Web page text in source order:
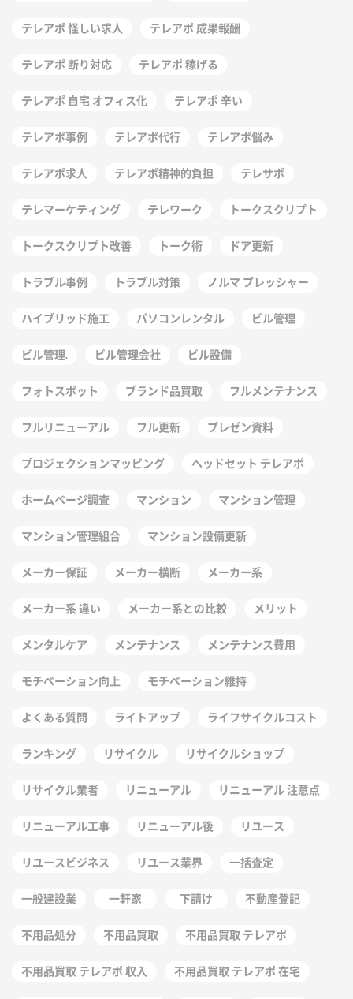
テレアポ 怪しい求人 テレアポ 成果報酬
テレアポ 断り対応 テレアポ 稼げる
テレアポ 自宅 オフィス化 テレアポ 辛い
テレアポ事例 テレアポ代行 テレアポ悩み
テレアポ求人 テレアポ精神的負担 テレサポ
テレマーケティング テレワーク トークスクリプト
トークスクリプト改善 トーク術 ドア更新
トラブル事例 トラブル対策 ノルマ プレッシャー
ハイブリッド施工 パソコンレンタル ビル管理
ビル管理. ビル管理会社 ビル設備
フォトスポット ブランド品買取 フルメンテナンス
フルリニューアル フル更新 プレゼン資料
プロジェクションマッピング ヘッドセット テレアポ
ホームページ調査 マンション マンション管理
マンション管理組合 マンション設備更新
メーカー保証 メーカー横断 メーカー系
メーカー系 違い メーカー系との比較 メリット
メンタルケア メンテナンス メンテナンス費用
モチベーション向上 モチベーション維持
よくある質問 ライトアップ ライフサイクルコスト
ランキング リサイクル リサイクルショップ
リサイクル業者 リニューアル リニューアル 注意点
リニューアル工事 リニューアル後 リユース
リユースビジネス リユース業界 一括査定
一般建設業 一軒家 下請け 不動産登記
不用品処分 不用品買取 不用品買取 テレアポ
不用品買取 テレアポ 収入 不用品買取 テレアポ 在宅